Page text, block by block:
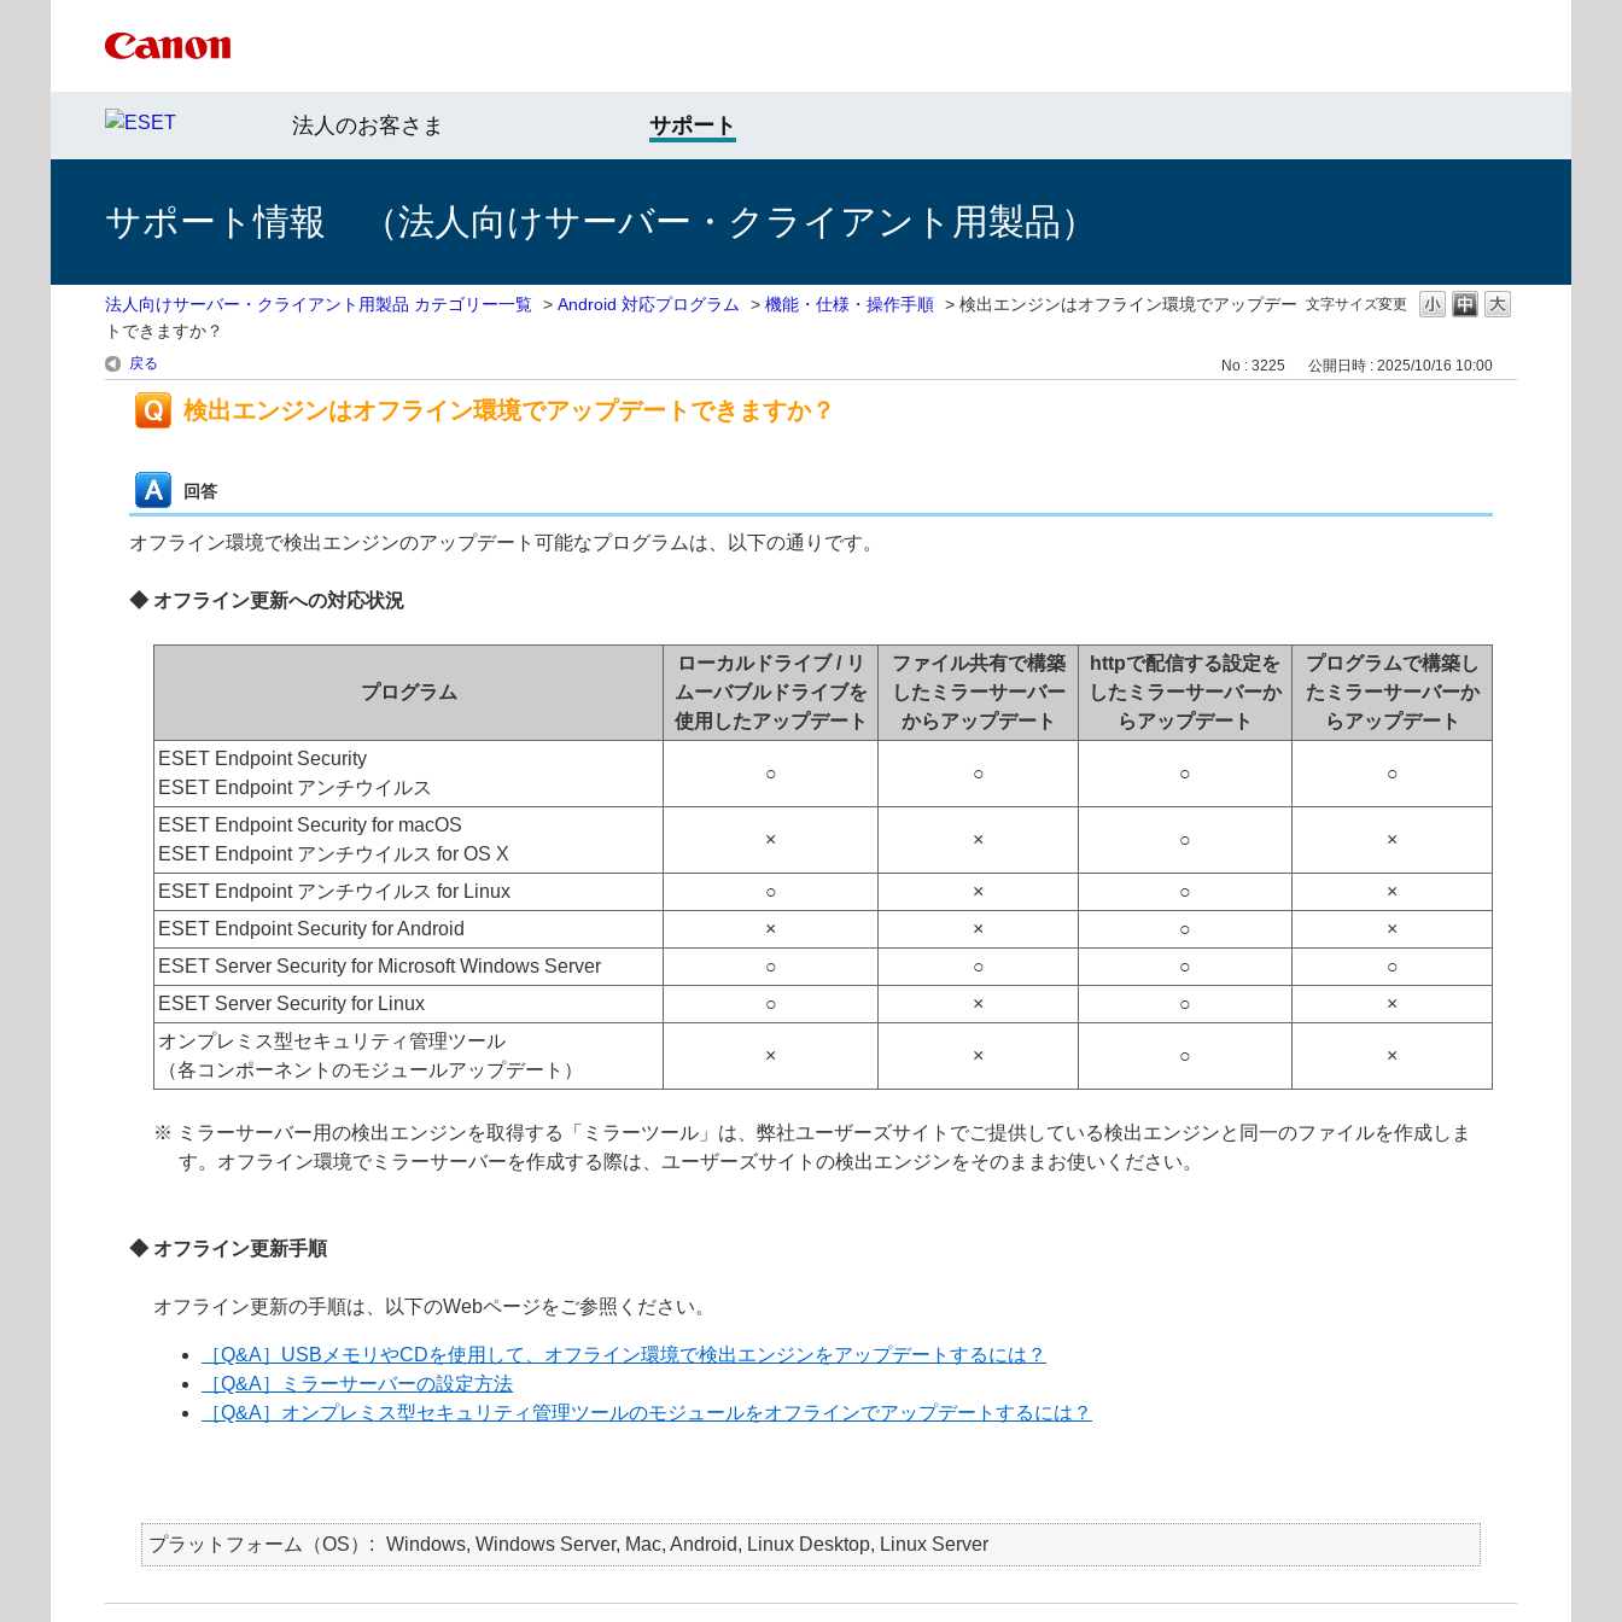
法人のお客さま サポート
サポート情報 （法人向けサーバー・クライアント用製品）
文字サイズ変更
法人向けサーバー・クライアント用製品 カテゴリー一覧 > Android 対応プログラム > 機能・仕様・操作手順 > 検出エンジンはオフライン環境でアップデー
トできますか？
戻る No : 3225 公開日時 : 2025/10/16 10:00
検出エンジンはオフライン環境でアップデートできますか？
回答
オフライン環境で検出エンジンのアップデート可能なプログラムは、以下の通りです。
◆ オフライン更新への対応状況
プログラム
ローカルドライブ / リ
ムーバブルドライブを
使用したアップデート
ファイル共有で構築
したミラーサーバー
からアップデート
httpで配信する設定を
したミラーサーバーか
らアップデート
プログラムで構築し
たミラーサーバーか
らアップデート
ESET Endpoint Security
ESET Endpoint アンチウイルス
○ ○ ○ ○
ESET Endpoint Security for macOS
ESET Endpoint アンチウイルス for OS X
× × ○ ×
ESET Endpoint アンチウイルス for Linux ○ × ○
×
ESET Endpoint Security for Android
× × ○
×
ESET Server Security for Microsoft Windows Server
○ ○ ○
○
ESET Server Security for Linux
○ × ○
×
オンプレミス型セキュリティ管理ツール
（各コンポーネントのモジュールアップデート）
× × ○ ×
※ ミラーサーバー用の検出エンジンを取得する「ミラーツール」は、弊社ユーザーズサイトでご提供している検出エンジンと同一のファイルを作成しま
す。オフライン環境でミラーサーバーを作成する際は、ユーザーズサイトの検出エンジンをそのままお使いください。
◆ オフライン更新手順
オフライン更新の手順は、以下のWebページをご参照ください。
［Q&A］USBメモリやCDを使用して、オフライン環境で検出エンジンをアップデートするには？
［Q&A］ミラーサーバーの設定方法
［Q&A］オンプレミス型セキュリティ管理ツールのモジュールをオフラインでアップデートするには？
プラットフォーム（OS） Windows, Windows Server, Mac, Android, Linux Desktop, Linux Server